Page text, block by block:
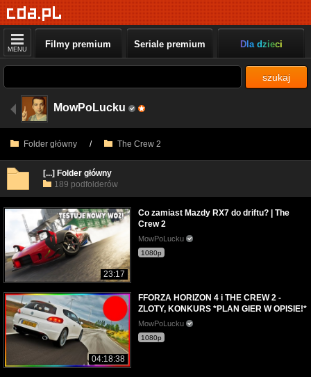
MENU Filmy premium Seriale premium Dla dzieci
szukaj
MowPoLucku
Folder główny / The Crew 2
[...] Folder główny
189 podfolderów
23:17
Co zamiast Mazdy RX7 do driftu? | The
Crew 2
MowPoLucku
1080p
04:18:38
FFORZA HORIZON 4 i THE CREW 2 -
ZLOTY, KONKURS *PLAN GIER W OPISIE!*
MowPoLucku
1080p